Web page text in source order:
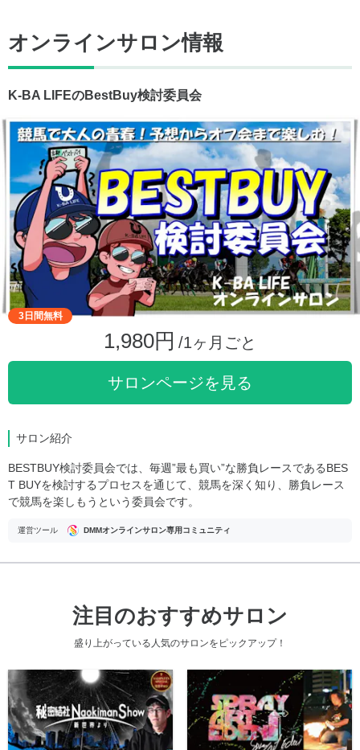
オンラインサロン情報
K-BA LIFEのBestBuy検討委員会
3日間無料
1,980円 /1ヶ月ごと
サロンページを見る
サロン紹介
BESTBUY検討委員会では、毎週”最も買い”な勝負レースであるBES
T BUYを検討するプロセスを通じて、競馬を深く知り、勝負レース
で競馬を楽しもうという委員会です。
運営ツール DMMオンラインサロン専用コミュニティ
注目のおすすめサロン
盛り上がっている人気のサロンをピックアップ！